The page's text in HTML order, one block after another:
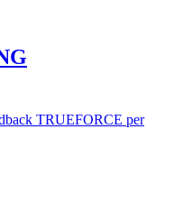
TRUEFORCE per